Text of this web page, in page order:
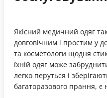
Якісний медичний одяг
довговічним і простим у
та косметологи щодня
їхній одяг може
легко перуться і
багаторазового прання, є